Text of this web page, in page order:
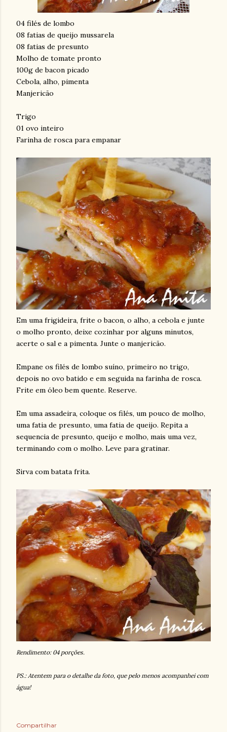
04 filés de lombo
08 fatias de queijo mussarela
08 fatias de presunto
Molho de tomate pronto
100g de bacon picado
Cebola, alho, pimenta
Manjericão
Trigo
01 ovo inteiro
Farinha de rosca para empanar
Em uma frigideira, frite o bacon, o alho, a cebola e junte
o molho pronto, deixe cozinhar por alguns minutos,
acerte o sal e a pimenta. Junte o manjericão.
Empane os filés de lombo suíno, primeiro no trigo,
depois no ovo batido e em seguida na farinha de rosca.
Frite em óleo bem quente. Reserve.
Em uma assadeira, coloque os filés, um pouco de molho,
uma fatia de presunto, uma fatia de queijo. Repita a
sequencia de presunto, queijo e molho, mais uma vez,
terminando com o molho. Leve para gratinar.
Sirva com batata frita.
Rendimento: 04 porções.
PS.: Atentem para o detalhe da foto, que pelo menos acompanhei com
água!
Compartilhar